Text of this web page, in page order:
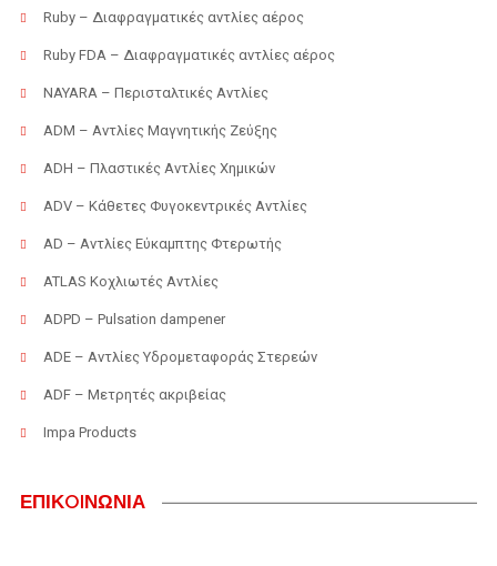
Ruby – Διαφραγματικές αντλίες αέρος
Ruby FDA – Διαφραγματικές αντλίες αέρος
NAYARA – Περισταλτικές Αντλίες
ADM – Αντλίες Μαγνητικής Ζεύξης
ADH – Πλαστικές Αντλίες Χημικών
ADV – Κάθετες Φυγοκεντρικές Αντλίες
AD – Αντλίες Εύκαμπτης Φτερωτής
ATLAS Κοχλιωτές Αντλίες
ADPD – Pulsation dampener
ADE – Αντλίες Υδρομεταφοράς Στερεών
ADF – Μετρητές ακριβείας
Impa Products
ΕΠΙΚOIΝΩΝΙΑ